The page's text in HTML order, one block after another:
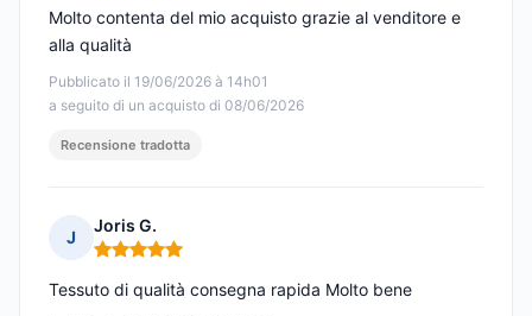
Pubblicato il 19/06/2026 à 14h01
a seguito di un acquisto di 08/06/2026
Molto contenta del mio acquisto grazie al venditore e
alla qualità
Recensione tradotta
J
Joris G.
Nota: 5 su 5
Tessuto di qualità consegna rapida Molto bene